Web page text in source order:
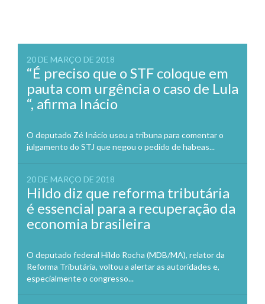
20 DE MARÇO DE 2018
“É preciso que o STF coloque em
pauta com urgência o caso de Lula
“, afirma Inácio
O deputado Zé Inácio usou a tribuna para comentar o
julgamento do STJ que negou o pedido de habeas...
20 DE MARÇO DE 2018
Hildo diz que reforma tributária
é essencial para a recuperação da
economia brasileira
O deputado federal Hildo Rocha (MDB/MA), relator da
Reforma Tributária, voltou a alertar as autoridades e,
especialmente o congresso...